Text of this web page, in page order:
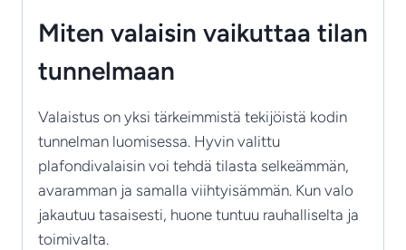
Miten valaisin vaikuttaa tilan
tunnelmaan
Valaistus on yksi tärkeimmistä tekijöistä kodin
tunnelman luomisessa. Hyvin valittu
plafondivalaisin voi tehdä tilasta selkeämmän,
avaramman ja samalla viihtyisämmän. Kun valo
jakautuu tasaisesti, huone tuntuu rauhalliselta ja
toimivalta.